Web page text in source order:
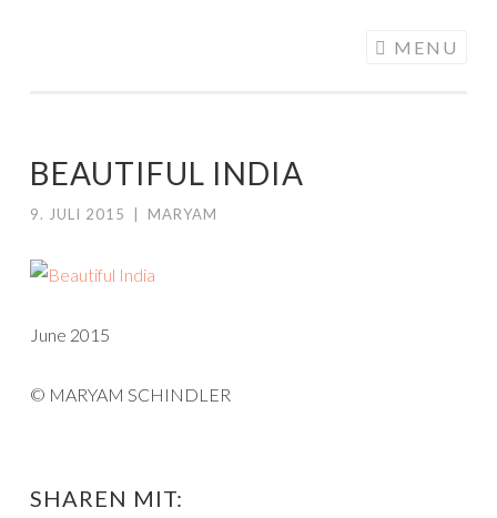
MENU
BEAUTIFUL INDIA
9. JULI 2015 MARYAM
June 2015
© MARYAM SCHINDLER
SHAREN MIT: